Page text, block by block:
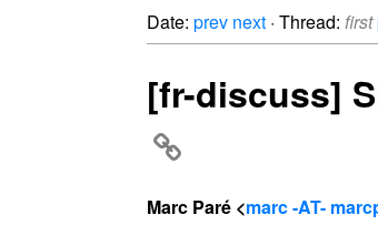
Date: prev next · Thread: first
[fr-discuss]
Marc Paré <marc -AT-